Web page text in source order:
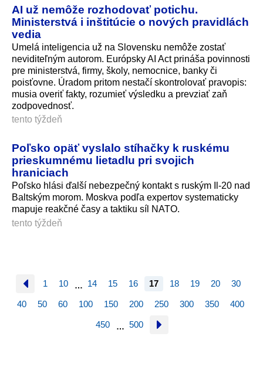
AI už nemôže rozhodovať potichu.
Ministerstvá i inštitúcie o nových pravidlách
vedia
Umelá inteligencia už na Slovensku nemôže zostať
neviditeľným autorom. Európsky AI Act prináša povinnosti
pre ministerstvá, firmy, školy, nemocnice, banky či
poisťovne. Úradom pritom nestačí skontrolovať pravopis:
musia overiť fakty, rozumieť výsledku a prevziať zaň
zodpovednosť.
tento týždeň
Poľsko opäť vyslalo stíhačky k ruskému
prieskumnému lietadlu pri svojich
hraniciach
Poľsko hlási ďalší nebezpečný kontakt s ruským Il-20 nad
Baltským morom. Moskva podľa expertov systematicky
mapuje reakčné časy a taktiku síl NATO.
tento týždeň
1 10 … 14 15 16 17 18 19 20 30
40 50 60 100 150 200 250 300 350 400
450 … 500